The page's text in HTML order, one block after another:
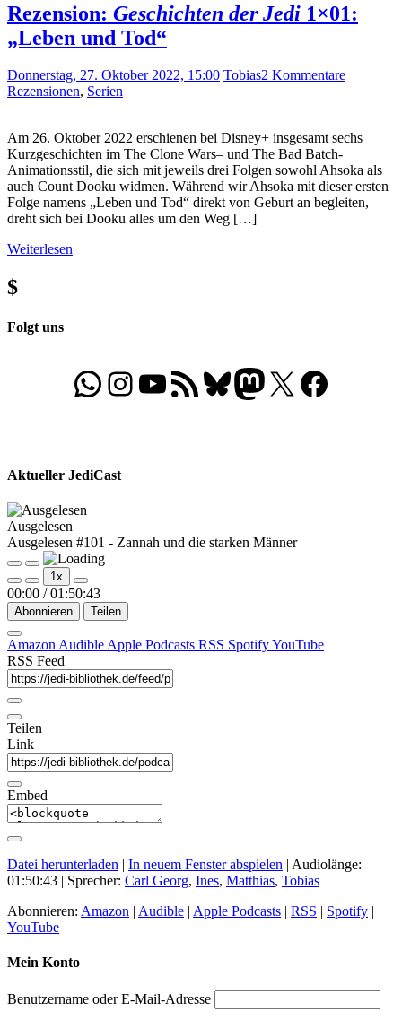
Rezension: Geschichten der Jedi 1×01:
„Leben und Tod“
Donnerstag, 27. Oktober 2022, 15:00 Tobias2 Kommentare
Rezensionen, Serien
Am 26. Oktober 2022 erschienen bei Disney+ insgesamt sechs
Kurzgeschichten im The Clone Wars– und The Bad Batch-
Animationsstil, die sich mit jeweils drei Folgen sowohl Ahsoka als
auch Count Dooku widmen. Während wir Ahsoka mit dieser ersten
Folge namens „Leben und Tod“ direkt von Geburt an begleiten,
dreht sich bei Dooku alles um den Weg […]
Weiterlesen
$
Folgt uns
WhatsApp
Folgt uns auf Instagram
Besucht unseren YouTube-Kanal
RSS-FeedBluesky
Folgt uns auf Mastodon
X Folgt uns auf
Aktueller JediCast
Ausgelesen
Ausgelesen #101 - Zannah und die starken Männer
Play
Episode
Pause
Episode
1x
00:00 / 01:50:43
Abonnieren Teilen
Amazon Audible Apple Podcasts RSS SpotifyYouTube
RSS Feed
Teilen
Link
Embed
Datei herunterladen | In neuem Fenster abspielen | Audiolänge:
01:50:43 | Sprecher: Carl Georg, Ines, Matthias, Tobias
Abonnieren: Amazon | Audible | Apple Podcasts | RSS | Spotify |
YouTube
Mein Konto
Benutzername oder E-Mail-Adresse